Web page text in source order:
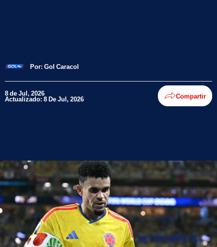
Por: Gol Caracol
8 de Jul, 2026
Actualizado: 8 De Jul, 2026 Compartir